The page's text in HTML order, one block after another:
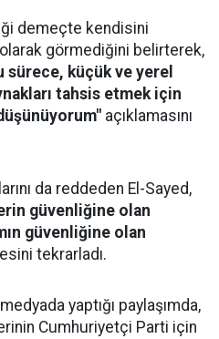
demeçte kendisini
görmediğini belirterek,
küçük ve yerel
tahsis etmek için
açıklamasını
da reddeden El-Sayed,
güvenliğine olan
güvenliğine olan
tekrarladı.
yaptığı paylaşımda,
Cumhuriyetçi Parti için